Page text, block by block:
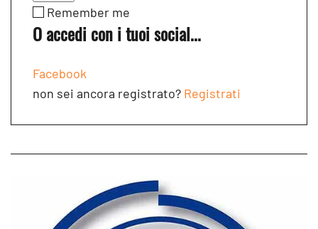
Remember me
O accedi con i tuoi social...
Facebook
non sei ancora registrato? Registrati